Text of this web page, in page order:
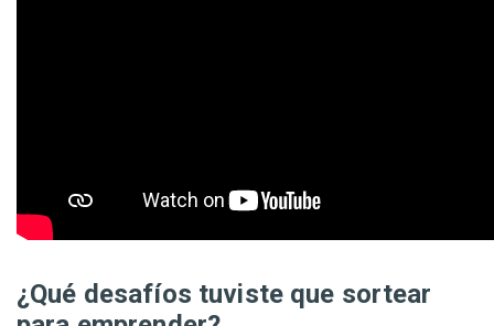
¿Qué desafíos tuviste que sortear